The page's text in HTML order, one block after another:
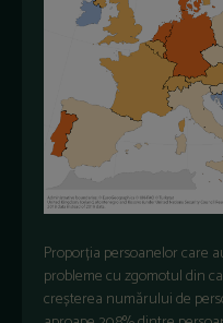
Proporția persoanelor care
probleme cu zgomotul din
creșterea numărului de